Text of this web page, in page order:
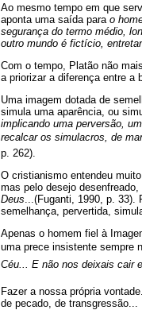
Ao mesmo tempo em que
aponta uma saída para o
segurança do termo médio,
outro mundo é fictício,
Com o tempo, Platão não
a priorizar a diferença entre a
Uma imagem dotada de
simula uma aparência, ou
implicando uma perversão,
recalcar os simulacros, de
p. 262).
O cristianismo entendeu
mas pelo desejo
Deus...(Fuganti, 1990, p. 33).
semelhança, pervertida,
Apenas o homem fiel à
uma prece insistente sempre
Céu... E não nos deixais cair
Fazer a nossa própria
de pecado, de